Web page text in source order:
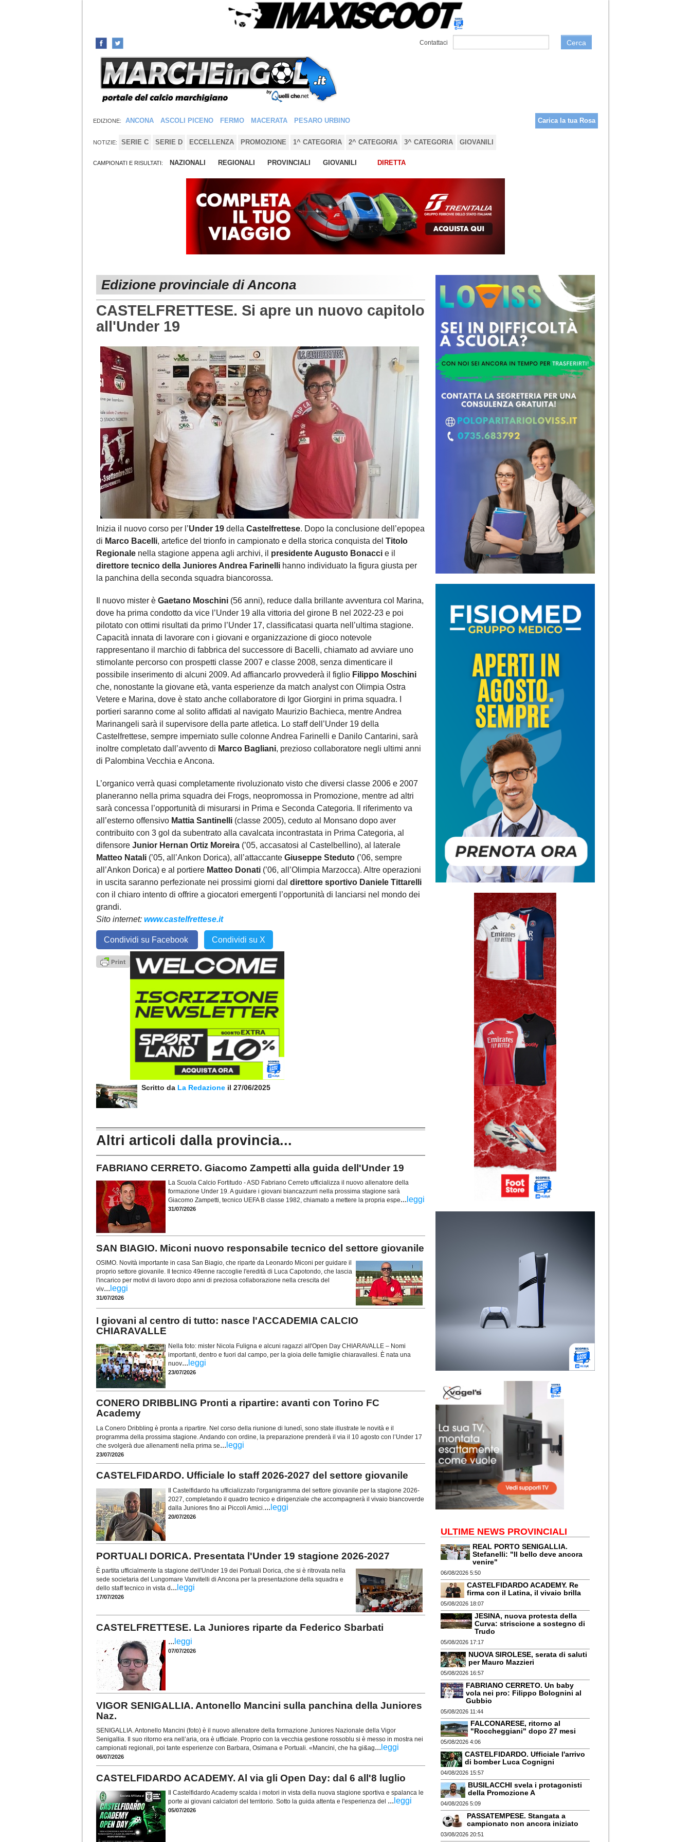
Contattaci Cerca
EDIZIONE: ANCONA ASCOLI PICENO FERMO MACERATA PESARO URBINO Carica la tua Rosa
NOTIZIE: SERIE C SERIE D ECCELLENZA PROMOZIONE 1^ CATEGORIA 2^ CATEGORIA 3^ CATEGORIA GIOVANILI
CAMPIONATI E RISULTATI: NAZIONALI REGIONALI PROVINCIALI GIOVANILI DIRETTA
Edizione provinciale di Ancona
CASTELFRETTESE. Si apre un nuovo capitolo
all'Under 19
Inizia il nuovo corso per l’Under 19 della Castelfrettese. Dopo la conclusione dell’epopea
di Marco Bacelli, artefice del trionfo in campionato e della storica conquista del Titolo
Regionale nella stagione appena agli archivi, il presidente Augusto Bonacci e il
direttore tecnico della Juniores Andrea Farinelli hanno individuato la figura giusta per
la panchina della seconda squadra biancorossa.
Il nuovo mister è Gaetano Moschini (56 anni), reduce dalla brillante avventura col Marina,
dove ha prima condotto da vice l’Under 19 alla vittoria del girone B nel 2022-23 e poi
pilotato con ottimi risultati da primo l’Under 17, classificatasi quarta nell’ultima stagione.
Capacità innata di lavorare con i giovani e organizzazione di gioco notevole
rappresentano il marchio di fabbrica del successore di Bacelli, chiamato ad avviare uno
stimolante percorso con prospetti classe 2007 e classe 2008, senza dimenticare il
possibile inserimento di alcuni 2009. Ad affiancarlo provvederà il figlio Filippo Moschini
che, nonostante la giovane età, vanta esperienze da match analyst con Olimpia Ostra
Vetere e Marina, dove è stato anche collaboratore di Igor Giorgini in prima squadra. I
portieri saranno come al solito affidati al navigato Maurizio Bachieca, mentre Andrea
Marinangeli sarà il supervisore della parte atletica. Lo staff dell’Under 19 della
Castelfrettese, sempre imperniato sulle colonne Andrea Farinelli e Danilo Cantarini, sarà
inoltre completato dall’avvento di Marco Bagliani, prezioso collaboratore negli ultimi anni
di Palombina Vecchia e Ancona.
L’organico verrà quasi completamente rivoluzionato visto che diversi classe 2006 e 2007
planeranno nella prima squadra dei Frogs, neopromossa in Promozione, mentre ad altri
sarà concessa l’opportunità di misurarsi in Prima e Seconda Categoria. Il riferimento va
all’esterno offensivo Mattia Santinelli (classe 2005), ceduto al Monsano dopo aver
contribuito con 3 gol da subentrato alla cavalcata incontrastata in Prima Categoria, al
difensore Junior Hernan Ortiz Moreira (’05, accasatosi al Castelbellino), al laterale
Matteo Natali (’05, all’Ankon Dorica), all’attaccante Giuseppe Steduto (’06, sempre
all’Ankon Dorica) e al portiere Matteo Donati (’06, all’Olimpia Marzocca). Altre operazioni
in uscita saranno perfezionate nei prossimi giorni dal direttore sportivo Daniele Tittarelli
con il chiaro intento di offrire a giocatori emergenti l’opportunità di lanciarsi nel mondo dei
grandi.
Sito internet: www.castelfrettese.it
Condividi su Facebook Condividi su X
Scritto da La Redazione il 27/06/2025
Altri articoli dalla provincia...
FABRIANO CERRETO. Giacomo Zampetti alla guida dell'Under 19
La Scuola Calcio Fortitudo - ASD Fabriano Cerreto ufficializza il nuovo allenatore della
formazione Under 19. A guidare i giovani biancazzurri nella prossima stagione sarà
Giacomo Zampetti, tecnico UEFA B classe 1982, chiamato a mettere la propria espe... leggi
31/07/2026
SAN BIAGIO. Miconi nuovo responsabile tecnico del settore giovanile
OSIMO. Novità importante in casa San Biagio, che riparte da Leonardo Miconi per guidare il
proprio settore giovanile. Il tecnico 49enne raccoglie l'eredità di Luca Capotondo, che lascia
l'incarico per motivi di lavoro dopo anni di preziosa collaborazione nella crescita del
viv... leggi
31/07/2026
I giovani al centro di tutto: nasce l'ACCADEMIA CALCIO
CHIARAVALLE
Nella foto: mister Nicola Fuligna e alcuni ragazzi all'Open Day CHIARAVALLE – Nomi
importanti, dentro e fuori dal campo, per la gioia delle famiglie chiaravallesi. È nata una
nuov... leggi
23/07/2026
CONERO DRIBBLING Pronti a ripartire: avanti con Torino FC
Academy
La Conero Dribbling è pronta a ripartire. Nel corso della riunione di lunedì, sono state illustrate le novità e il
programma della prossima stagione. Andando con ordine, la preparazione prenderà il via il 10 agosto con l’Under 17
che svolgerà due allenamenti nella prima se... leggi
23/07/2026
CASTELFIDARDO. Ufficiale lo staff 2026-2027 del settore giovanile
Il Castelfidardo ha ufficializzato l'organigramma del settore giovanile per la stagione 2026-
2027, completando il quadro tecnico e dirigenziale che accompagnerà il vivaio biancoverde
dalla Juniores fino ai Piccoli Amici.... leggi
20/07/2026
PORTUALI DORICA. Presentata l'Under 19 stagione 2026-2027
È partita ufficialmente la stagione dell'Under 19 dei Portuali Dorica, che si è ritrovata nella
sede societaria del Lungomare Vanvitelli di Ancona per la presentazione della squadra e
dello staff tecnico in vista d ... leggi
17/07/2026
CASTELFRETTESE. La Juniores riparte da Federico Sbarbati
... leggi
07/07/2026
VIGOR SENIGALLIA. Antonello Mancini sulla panchina della Juniores
Naz.
SENIGALLIA. Antonello Mancini (foto) è il nuovo allenatore della formazione Juniores Nazionale della Vigor
Senigallia. Il suo ritorno era nell’aria, ora è ufficiale. Proprio con la vecchia gestione rossoblu si è messo in mostra nei
campionati regionali, poi tante esperienze con Barbara, Osimana e Portuali. «Mancini, che ha gi&ag... leggi
06/07/2026
CASTELFIDARDO ACADEMY. Al via gli Open Day: dal 6 all'8 luglio
Il Castelfidardo Academy scalda i motori in vista della nuova stagione sportiva e spalanca le
porte ai giovani calciatori del territorio. Sotto la guida attenta e l'esperienza del ... leggi
05/07/2026
ULTIME NEWS PROVINCIALI
REAL PORTO SENIGALLIA.
Stefanelli: "Il bello deve ancora
venire"
06/08/2026 5:50
CASTELFIDARDO ACADEMY. Re
firma con il Latina, il vivaio brilla
05/08/2026 18:07
JESINA, nuova protesta della
Curva: striscione a sostegno di
Trudo
05/08/2026 17:17
NUOVA SIROLESE, serata di saluti
per Mauro Mazzieri
05/08/2026 16:57
FABRIANO CERRETO. Un baby
vola nei pro: Filippo Bolognini al
Gubbio
05/08/2026 11:44
FALCONARESE, ritorno al
"Roccheggiani" dopo 27 mesi
05/08/2026 4:06
CASTELFIDARDO. Ufficiale l'arrivo
di bomber Luca Cognigni
04/08/2026 15:57
BUSILACCHI svela i protagonisti
della Promozione A
04/08/2026 5:09
PASSATEMPESE. Stangata a
campionato non ancora iniziato
03/08/2026 20:51